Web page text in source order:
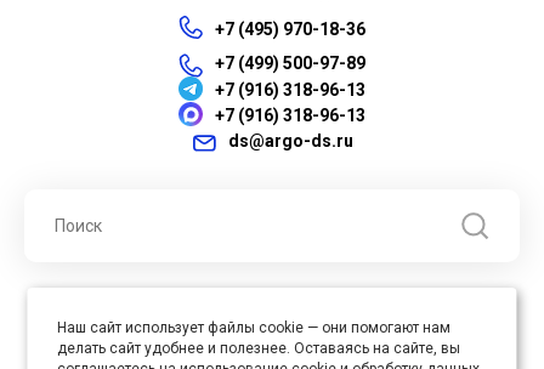
+7 (495) 970-18-36
+7 (499) 500-97-89
+7 (916) 318-96-13
+7 (916) 318-96-13
ds@argo-ds.ru
права защищены
Юр. адрес : 105005, г. Москва, ул. Бауманская, д.20, стр. 3
Наш сайт использует файлы cookie — они помогают нам
делать сайт удобнее и полезнее. Оставаясь на сайте, вы